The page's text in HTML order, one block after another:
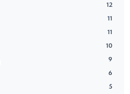
12
11
11
10
9
6
5